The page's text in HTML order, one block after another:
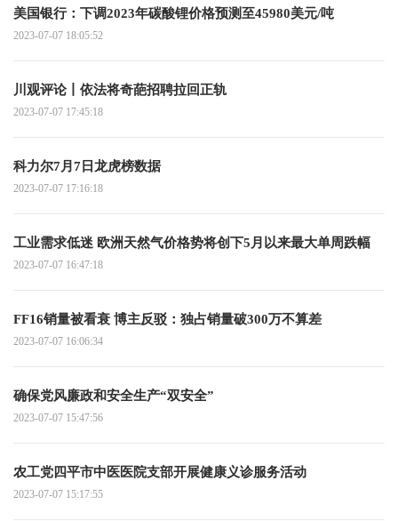
美国银行：下调2023年碳酸锂价格预测至45980美元/吨
2023-07-07 18:05:52
川观评论丨依法将奇葩招聘拉回正轨
2023-07-07 17:45:18
科力尔7月7日龙虎榜数据
2023-07-07 17:16:18
工业需求低迷 欧洲天然气价格势将创下5月以来最大单周跌幅
2023-07-07 16:47:18
FF16销量被看衰 博主反驳：独占销量破300万不算差
2023-07-07 16:06:34
确保党风廉政和安全生产“双安全”
2023-07-07 15:47:56
农工党四平市中医医院支部开展健康义诊服务活动
2023-07-07 15:17:55